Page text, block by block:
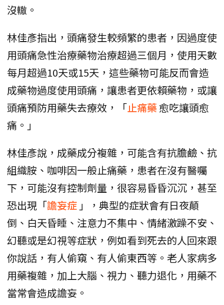
沒轍。
林佳彥指出，頭痛發生較頻繁的患者，因過度使
用頭痛急性治療藥物治療超過三個月，使用天數
每月超過10天或15天，這些藥物可能反而會造
成藥物過度使用頭痛，讓患者更依賴藥物，或讓
頭痛預防用藥失去療效，「止痛藥愈吃讓頭愈
痛。」
林佳彥說，成藥成分複雜，可能含有抗膽鹼、抗
組織胺、咖啡因一般止痛藥，患者在沒有醫囑
下，可能沒有控制劑量，很容易昏昏沉沉，甚至
恐出現「譫妄症 」，典型的症狀會有日夜顛
倒、白天昏睡、注意力不集中、情緒激躁不安、
幻聽或是幻視等症狀，例如看到死去的人回來跟
你說話，有人偷窺、有人偷東西等。老人家病多
用藥複雜，加上大腦、視力、聽力退化，用藥不
當常會造成譫妄。